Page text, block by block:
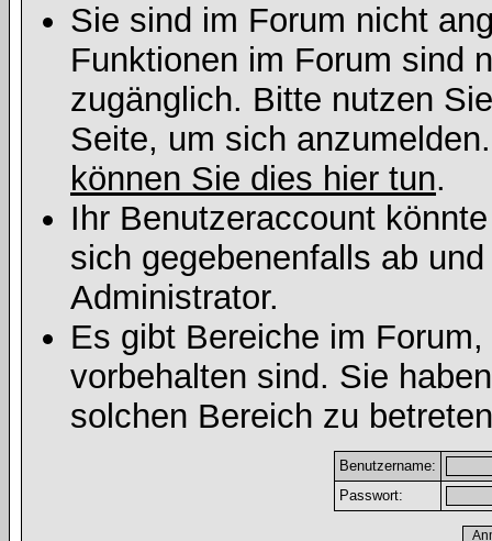
Sie sind im Forum nicht
Funktionen im Forum sind
zugänglich. Bitte nutzen
Seite, um sich
können Sie dies hier tun.
Ihr Benutzeraccount
sich gegebenenfalls ab
Administrator.
Es gibt Bereiche im
vorbehalten sind. Sie
solchen Bereich zu
Benutzername:
Passwort: